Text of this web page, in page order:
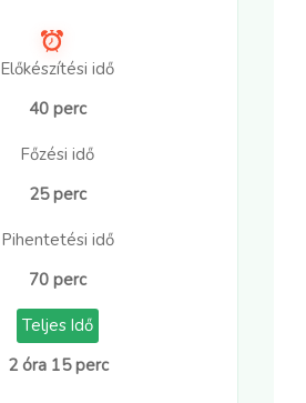
Előkészítési idő
40 perc
Főzési idő
25 perc
Pihentetési idő
70 perc
Teljes Idő
2 óra 15 perc